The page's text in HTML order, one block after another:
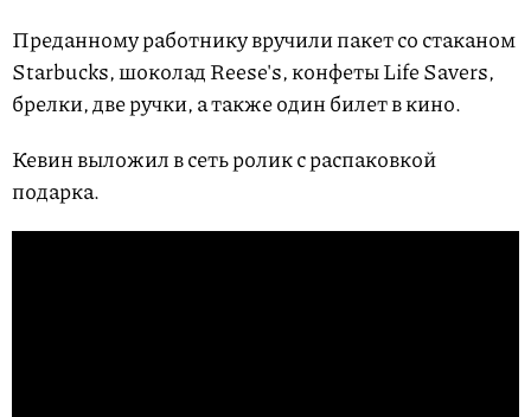
Преданному работнику вручили пакет со стаканом
Starbucks, шоколад Reese's, конфеты Life Savers,
брелки, две ручки, а также один билет в кино.
Кевин выложил в сеть ролик с распаковкой
подарка.